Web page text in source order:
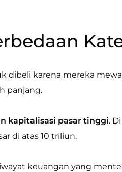
dibeli karena mereka
panjang.
kapitalisasi pasar tinggi.
di atas 10 triliun.
keuangan yang